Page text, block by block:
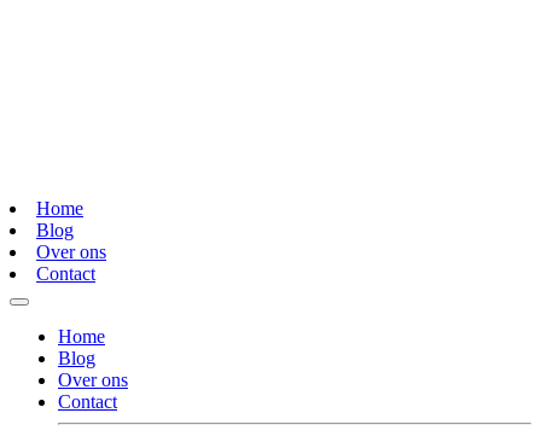
Home
Blog
Over ons
Contact
Home
Blog
Over ons
Contact